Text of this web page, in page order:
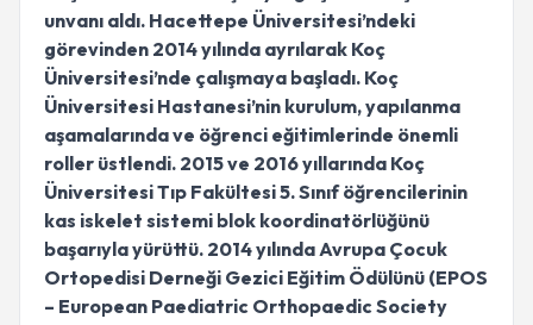
unvanı aldı. Hacettepe Üniversitesi’ndeki
görevinden 2014 yılında ayrılarak Koç
Üniversitesi’nde çalışmaya başladı. Koç
Üniversitesi Hastanesi’nin kurulum, yapılanma
aşamalarında ve öğrenci eğitimlerinde önemli
roller üstlendi. 2015 ve 2016 yıllarında Koç
Üniversitesi Tıp Fakültesi 5. Sınıf öğrencilerinin
kas iskelet sistemi blok koordinatörlüğünü
başarıyla yürüttü. 2014 yılında Avrupa Çocuk
Ortopedisi Derneği Gezici Eğitim Ödülünü (EPOS
– European Paediatric Orthopaedic Society